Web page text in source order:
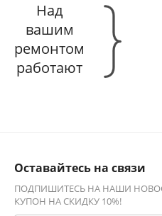
Над
вашим
ремонтом
работают
Оставайтесь на связи
ПОДПИШИТЕСЬ НА НАШИ
КУПОН НА СКИДКУ 10%!